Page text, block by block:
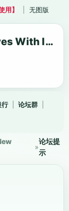
用】 无图版
风云小站|Connecting Lives With Infinite New Discoveries
行 论坛群
»
论坛提
示